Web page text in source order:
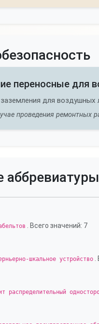
переносные для
для воздушных
проведения ремонтных
аббревиатуры
. Всего значений: 7
шкальное устройство
распределительный